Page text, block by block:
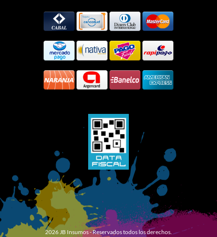
2026 JB Insumos - Reservados todos los derechos.